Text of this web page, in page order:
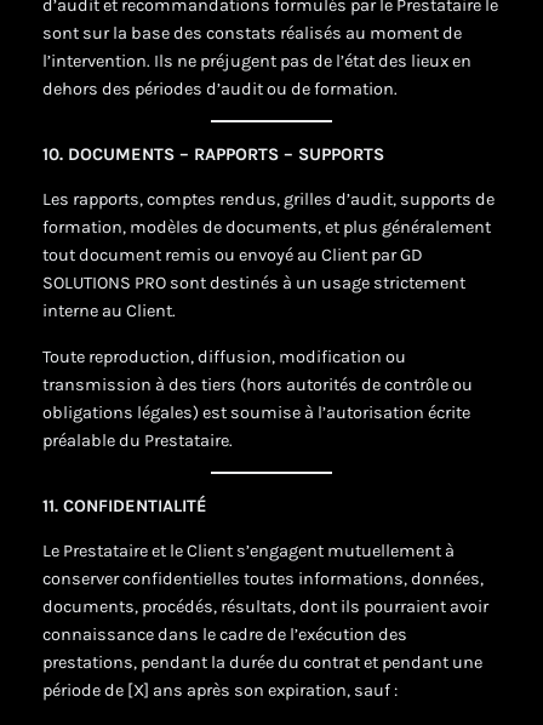
d’audit et recommandations formulés par le Prestataire le
sont sur la base des constats réalisés au moment de
l’intervention. Ils ne préjugent pas de l’état des lieux en
dehors des périodes d’audit ou de formation.
10. DOCUMENTS – RAPPORTS – SUPPORTS
Les rapports, comptes rendus, grilles d’audit, supports de
formation, modèles de documents, et plus généralement
tout document remis ou envoyé au Client par GD
SOLUTIONS PRO sont destinés à un usage strictement
interne au Client.
Toute reproduction, diffusion, modification ou
transmission à des tiers (hors autorités de contrôle ou
obligations légales) est soumise à l’autorisation écrite
préalable du Prestataire.
11. CONFIDENTIALITÉ
Le Prestataire et le Client s’engagent mutuellement à
conserver confidentielles toutes informations, données,
documents, procédés, résultats, dont ils pourraient avoir
connaissance dans le cadre de l’exécution des
prestations, pendant la durée du contrat et pendant une
période de [X] ans après son expiration, sauf :